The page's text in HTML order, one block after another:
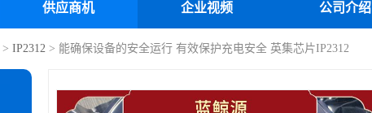
供应商机 企业视频 公司介绍
> IP2312 > 能确保设备的安全运行 有效保护充电安全 英集芯片IP2312